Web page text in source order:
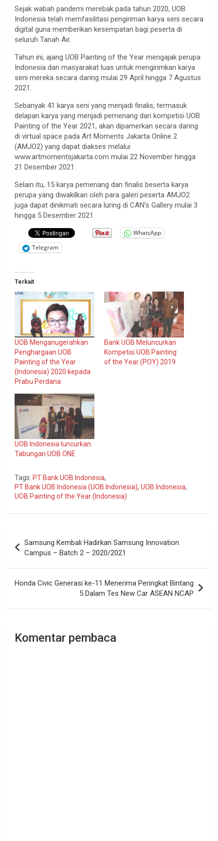
Sejak wabah pandemi merebak pada tahun 2020, UOB
Indonesia telah memfasilitasi pengiriman karya seni secara
digital guna memberikan kesempatan bagi peserta di
seluruh Tanah Air.
Tahun ini, ajang UOB Painting of the Year mengajak perupa
Indonesia dan masyarakat luas untuk mengirimkan karya
seni mereka secara daring mulai 29 April hingga 7 Agustus
2021.
Sebanyak 41 karya seni yang menjadi finalis, termasuk
delapan karya yang menjadi pemenang dari kompetisi UOB
Painting of the Year 2021, akan dipamerkan secara daring
di virtual space pada Art Moments Jakarta Online 2
(AMJO2) yang dapat diakses melalui
www.artmomentsjakarta.com mulai 22 November hingga
21 Desember 2021.
Selain itu, 15 karya pemenang dan finalis beserta karya
perupa yang diwakilkan oleh para galeri peserta AMJO2
juga dapat dinikmati secara luring di CAN’s Gallery mulai 3
hingga 5 Desember 2021.
WhatsApp
Telegram
Terkait
UOB Menganugerahkan
Penghargaan UOB
Painting of the Year
(Indonesia) 2020 kepada
Prabu Perdana
Bank UOB Meluncurkan
Kompetisi UOB Painting
of the Year (POY) 2019
UOB Indonesia luncurkan
Tabungan UOB ONE
Tags: PT Bank UOB Indonesia,
PT Bank UOB Indonesia (UOB Indonesia), UOB Indonesia,
UOB Painting of the Year (Indonesia)
pos
Samsung Kembali Hadirkan Samsung Innovation
Campus – Batch 2 – 2020/2021
Honda Civic Generasi ke-11 Menerima Peringkat Bintang
5 Dalam Tes New Car ASEAN NCAP
Komentar pembaca